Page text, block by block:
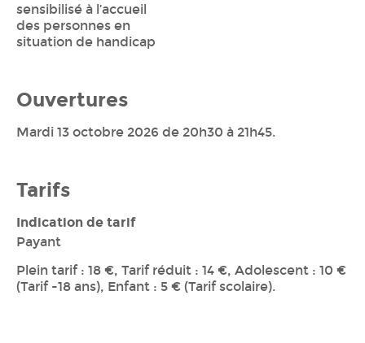
sensibilisé à l’accueil
des personnes en
situation de handicap
Ouvertures
Mardi 13 octobre 2026 de 20h30 à 21h45.
Tarifs
Indication de tarif
Payant
Plein tarif : 18 €, Tarif réduit : 14 €, Adolescent : 10 €
(Tarif -18 ans), Enfant : 5 € (Tarif scolaire).